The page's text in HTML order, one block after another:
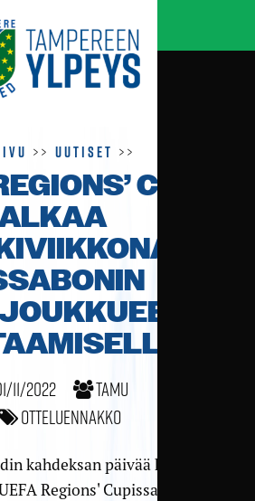
>>Uutiset >>
CUP
11/2022
TamU
Otteluennakko
kahdeksan päivää kestävä
Regions' Cupissa alkaa